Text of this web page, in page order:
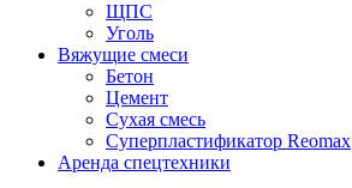
ЩПС
Уголь
Вяжущие смеси
Бетон
Цемент
Сухая смесь
Суперпластификатор Reomax
Аренда спецтехники